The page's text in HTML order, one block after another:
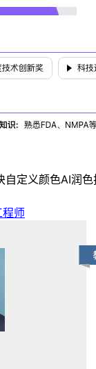
自定义颜色AI润色
程师